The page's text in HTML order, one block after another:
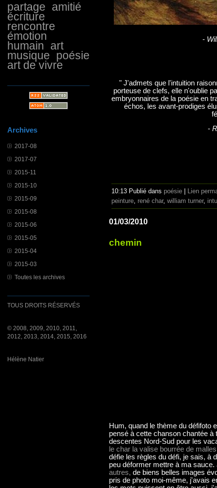
partage amitié
écriture
rencontre
émotion
humain art
musique poésie
art de vivre
Archives
2017-08
2017-07
2015-11
2015-10
2015-09
2015-08
2015-06
2015-05
2015-04
2015-03
Toutes les archives
TOUS DROITS RÉSERVÉS
© 2008, 2009, 2010, 2011,
2012, 2013, 2014, 2015, 2016
Hélène Natier
-
" J'admets que l'intuition
porteuse de clefs, elle n'oublie
embryonnaires de la poésie en
échos, les avant-prodiges
-
10:13 Publié dans poésie
Lien
peinture, rené char, william turner,
01/03/2010
chemin
Hum, quand le thème du défifoto
pensé à cette chanson chantée
descentes Nord-Sud pour les
le char la valise bourrée de
défie les règles du défi, je sais, à
peu déformer mettre à ma
autres, de biens belles images
pris de photo moi-même, j'avais